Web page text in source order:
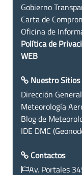
Gobierno
Carta de
Oficina de
Política de
WEB
Nuestro Sitios
Dirección
Meteorología
Blog de
IDE DMC
Contactos
Av. Portales